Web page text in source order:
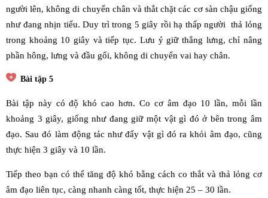
người lên, không di chuyển chân và thắt chặt các cơ sàn chậu giống
như đang nhịn tiểu. Duy trì trong 5 giây rồi hạ thấp người thả lỏng
trong khoảng 10 giây và tiếp tục. Lưu ý giữ thẳng lưng, chỉ nâng
phần hông, lưng và đầu gối, không di chuyển vai hay chân.
Bài tập 5
Bài tập này có độ khó cao hơn. Co cơ âm đạo 10 lần, mỗi lần
khoảng 3 giây, giống như đang giữ một vật gì đó ở bên trong âm
đạo. Sau đó làm động tác như đẩy vật gì đó ra khỏi âm đạo, cũng
thực hiện 3 giây và 10 lần.
Tiếp theo bạn có thể tăng độ khó bằng cách co thắt và thả lỏng cơ
âm đạo liên tục, càng nhanh càng tốt, thực hiện 25 – 30 lần.